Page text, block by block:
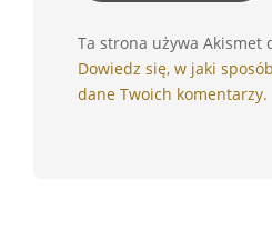
Ta strona używa Akismet
Dowiedz się, w jaki
dane Twoich komentarzy.